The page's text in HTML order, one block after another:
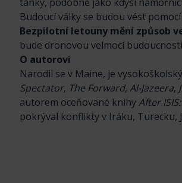
Budoucí války se budou vést
Bezpilotní letouny mění způsob
bude dronovou velmocí
O autorovi
Narodil se v Maine, je
Spectator, The Forward, Al-Jazeera,
autorem oceňované knihyAfter
pokrýval konflikty v Iráku, Turecku,